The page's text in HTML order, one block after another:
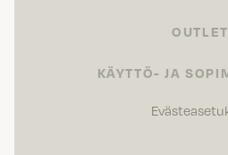
OUTLET
KÄYTTÖ- JA